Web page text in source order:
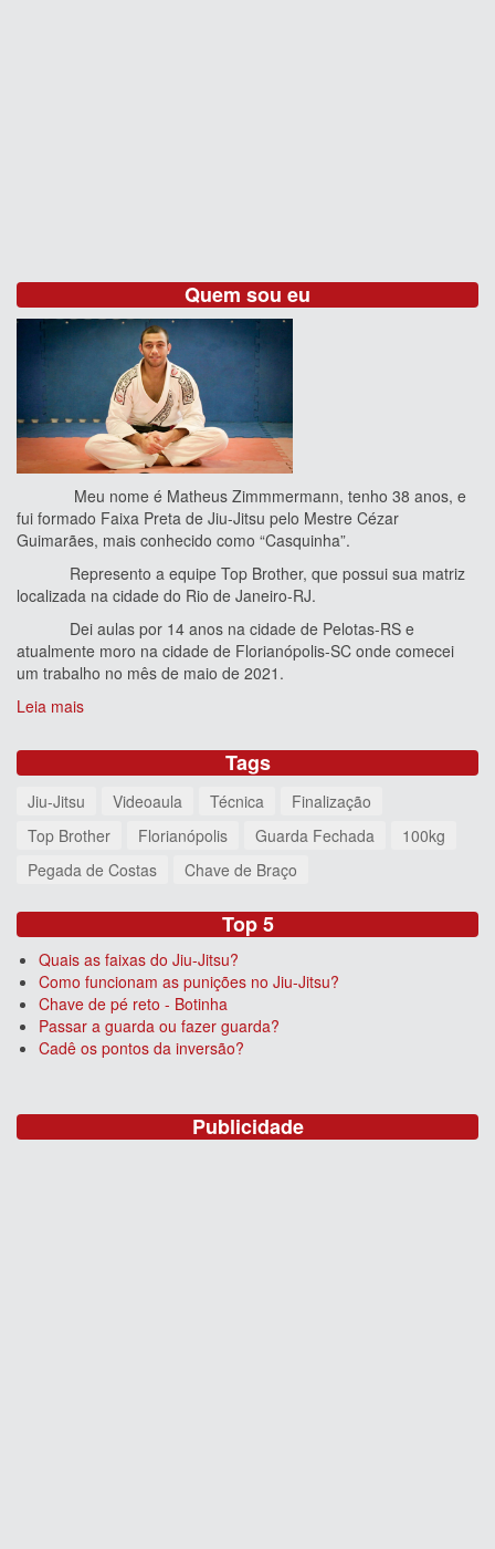
Quem sou eu
Meu nome é Matheus Zimmmermann, tenho 38 anos, e
fui formado Faixa Preta de Jiu-Jitsu pelo Mestre Cézar
Guimarães, mais conhecido como “Casquinha”.
Represento a equipe Top Brother, que possui sua matriz
localizada na cidade do Rio de Janeiro-RJ.
Dei aulas por 14 anos na cidade de Pelotas-RS e
atualmente moro na cidade de Florianópolis-SC onde comecei
um trabalho no mês de maio de 2021.
Leia mais
Tags
Jiu-Jitsu Videoaula Técnica
Finalização
Top Brother
Florianópolis Guarda Fechada
100kg
Pegada de Costas
Chave de Braço
Top 5
Quais as faixas do Jiu-Jitsu?
Como funcionam as punições no Jiu-Jitsu?
Chave de pé reto - Botinha
Passar a guarda ou fazer guarda?
Cadê os pontos da inversão?
Publicidade